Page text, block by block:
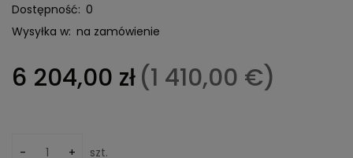
Dostępność: 0
Wysyłka w: na zamówienie
6 204,00 zł(1 410,00 €)
- + szt.